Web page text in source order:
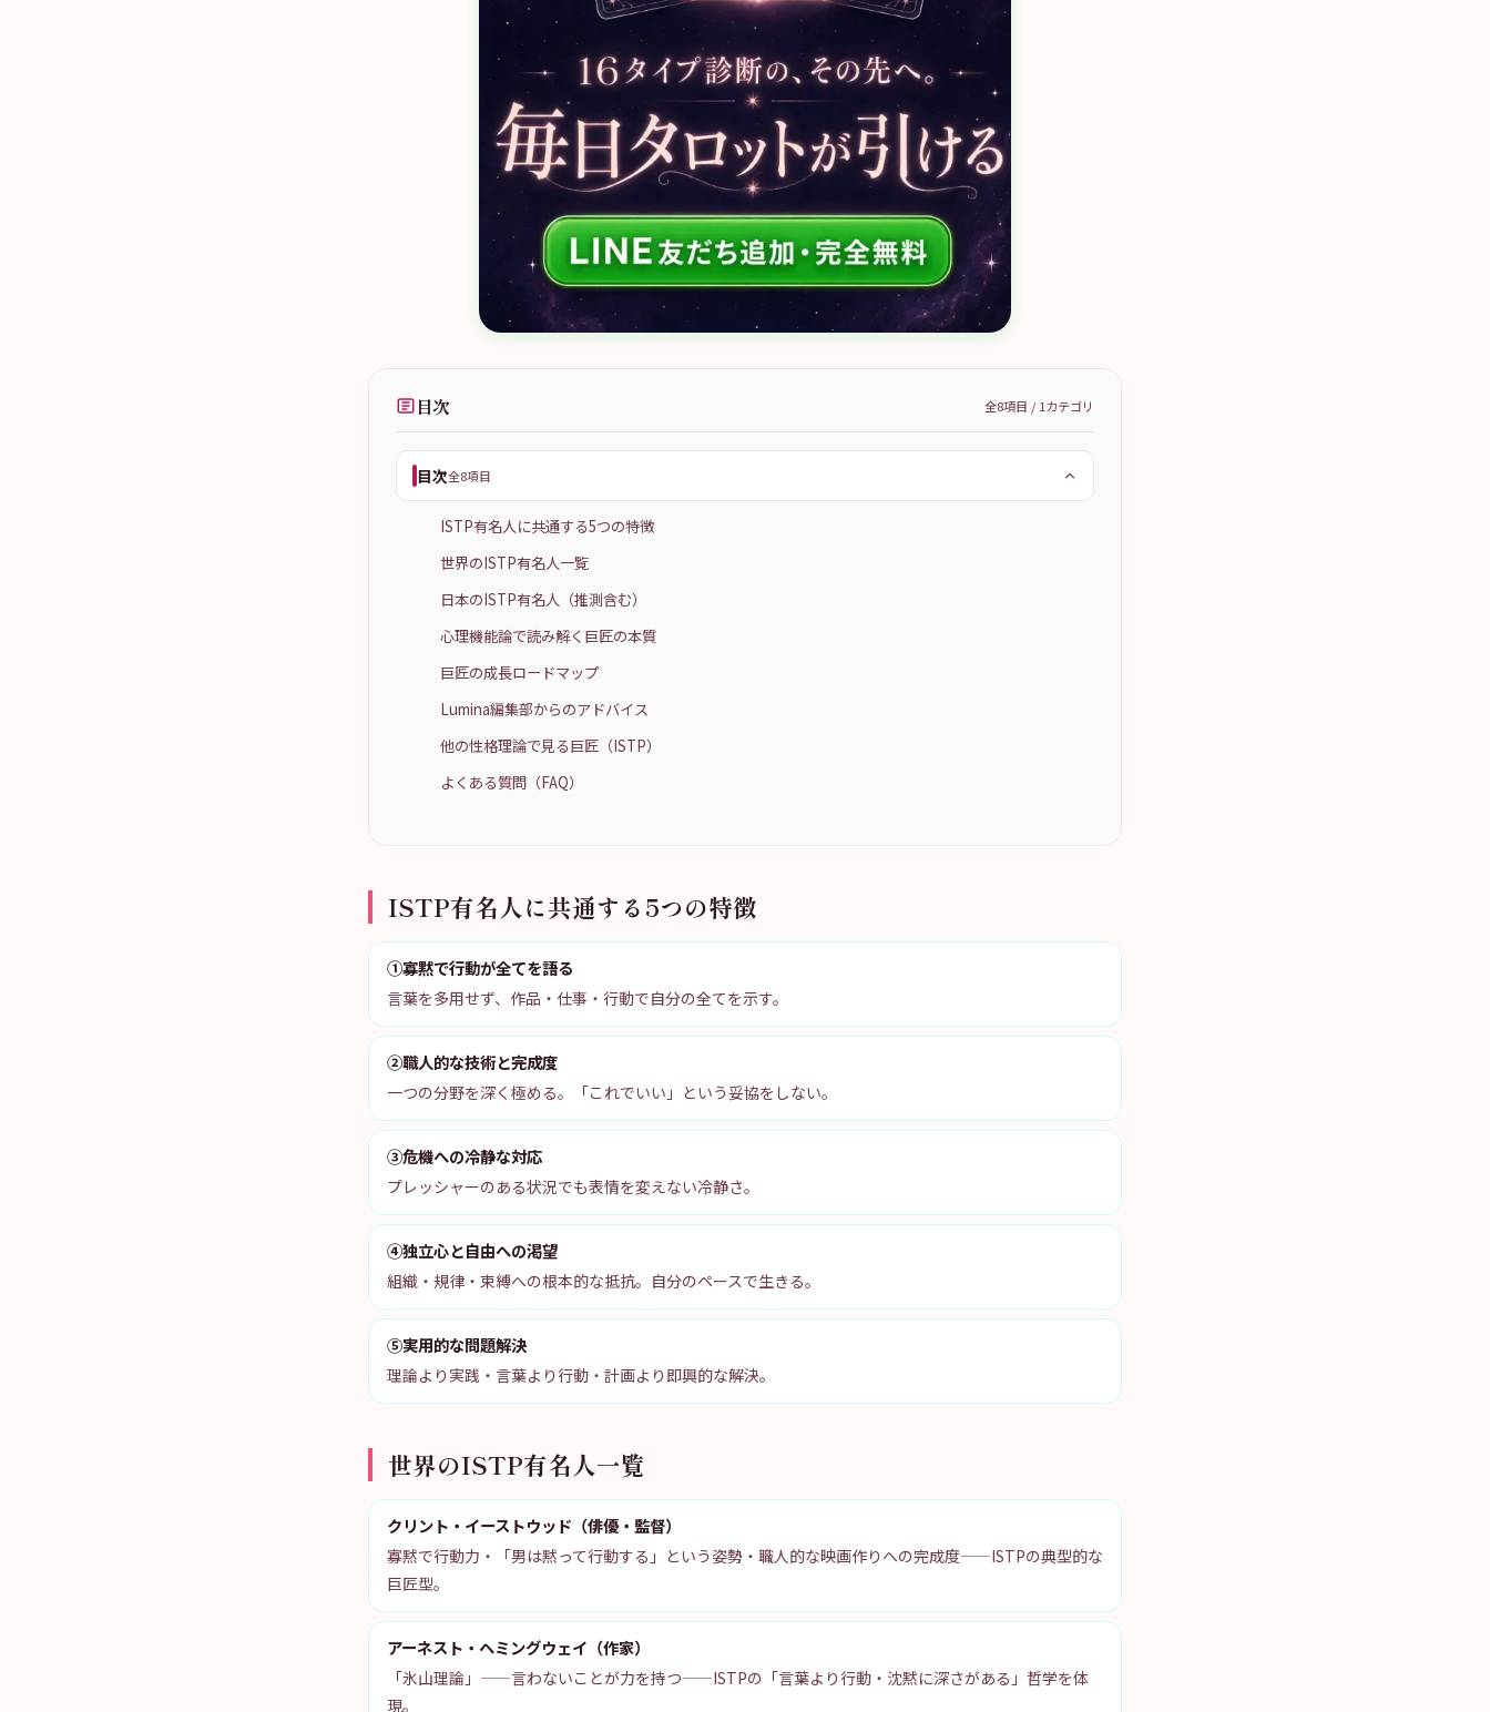
目次 全8項目 / 1カテゴリ
目次全8項目
ISTP有名人に共通する5つの特徴
世界のISTP有名人一覧
日本のISTP有名人（推測含む）
心理機能論で読み解く巨匠の本質
巨匠の成長ロードマップ
Lumina編集部からのアドバイス
他の性格理論で見る巨匠（ISTP）
よくある質問（FAQ）
ISTP有名人に共通する5つの特徴
①寡黙で行動が全てを語る
言葉を多用せず、作品・仕事・行動で自分の全てを示す。
②職人的な技術と完成度
一つの分野を深く極める。「これでいい」という妥協をしない。
③危機への冷静な対応
プレッシャーのある状況でも表情を変えない冷静さ。
④独立心と自由への渇望
組織・規律・束縛への根本的な抵抗。自分のペースで生きる。
⑤実用的な問題解決
理論より実践・言葉より行動・計画より即興的な解決。
世界のISTP有名人一覧
クリント・イーストウッド（俳優・監督）
寡黙で行動力・「男は黙って行動する」という姿勢・職人的な映画作りへの完成度——ISTPの典型的な
巨匠型。
アーネスト・ヘミングウェイ（作家）
「氷山理論」——言わないことが力を持つ——ISTPの「言葉より行動・沈黙に深さがある」哲学を体
現。